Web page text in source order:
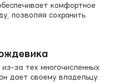
комфортное
позволяя сохранить
за тех многочисленных
дает своему владельцу: